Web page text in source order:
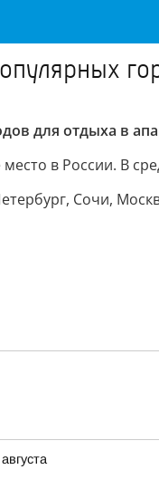
для отдыха в
в России. В
Сочи,